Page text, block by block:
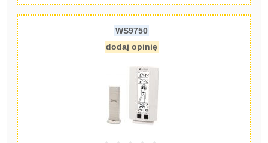
WS9750
dodaj opinię